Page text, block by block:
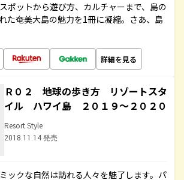
ポットから遊び方、カルチャーまで、島の
た奄美大島の魅力を1冊に凝縮。さあ、島
詳細を見る
Ｒ０２ 地球の歩き方 リゾートスタ
イル ハワイ島 ２０１９～２０２０
Resort Style
2018.11.14 発売
ックな自然は訪れる人々を魅了します。パ